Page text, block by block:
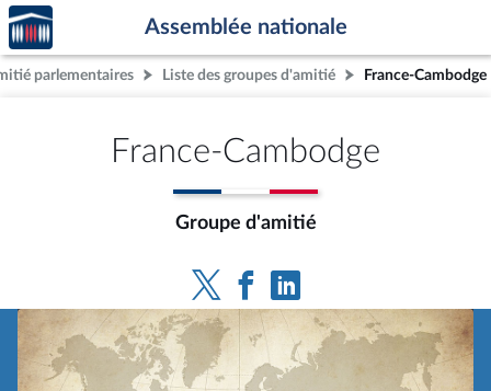
Aller au contenu
Aller en bas de la page
Accèder
à la
page
d'accueil
Assemblée nationale
parlementaires Liste des groupes d'amitié France-Cambodge
France-Cambodge
Groupe d'amitié